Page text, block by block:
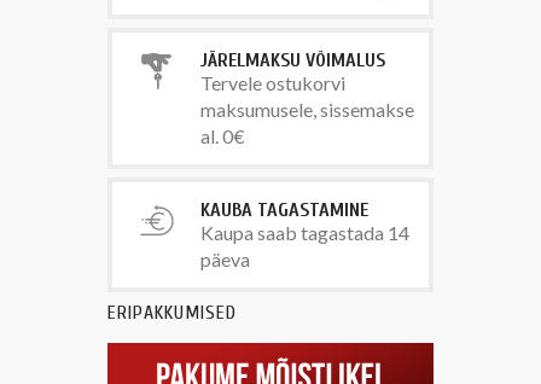
JÄRELMAKSU VÕIMALUS
Tervele ostukorvi
maksumusele, sissemakse
al. 0€
KAUBA TAGASTAMINE
Kaupa saab tagastada 14
päeva
ERIPAKKUMISED